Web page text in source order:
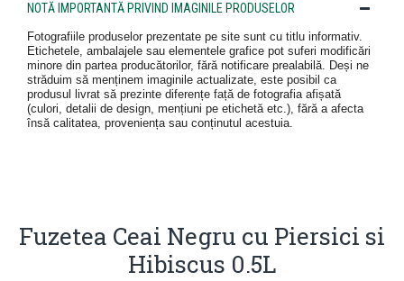
NOTĂ IMPORTANTĂ PRIVIND IMAGINILE PRODUSELOR
Fotografiile produselor prezentate pe site sunt cu titlu informativ.
Etichetele, ambalajele sau elementele grafice pot suferi modificări
minore din partea producătorilor, fără notificare prealabilă. Deși ne
străduim să menținem imaginile actualizate, este posibil ca
produsul livrat să prezinte diferențe față de fotografia afișată
(culori, detalii de design, mențiuni pe etichetă etc.), fără a afecta
însă calitatea, proveniența sau conținutul acestuia.
Fuzetea Ceai Negru cu Piersici si
Hibiscus 0.5L